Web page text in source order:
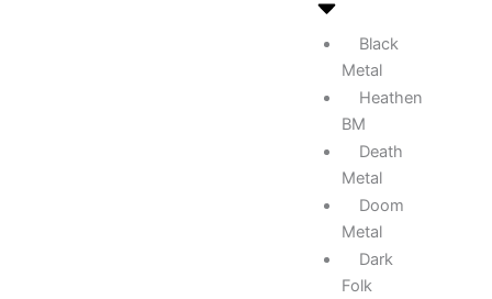
Black
Metal
Heathen
BM
Death
Metal
Doom
Metal
Dark
Folk